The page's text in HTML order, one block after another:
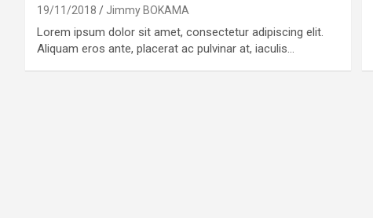
19/11/2018 Jimmy BOKAMA
Lorem ipsum dolor sit amet, consectetur adipiscing elit.
Aliquam eros ante, placerat ac pulvinar at, iaculis…